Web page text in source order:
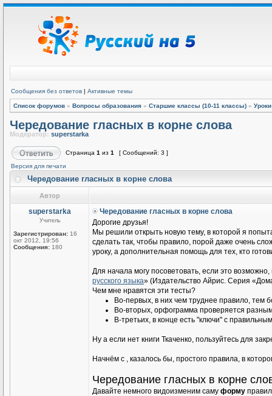
Сообщения без ответов | Активные темы
Список форумов » Вопросы образования » Старшие классы (10-11 классы) »
Чередование гласных в корне слова
Модератор: superstarka
Страница 1 из 1
[ Сообщений: 3 ]
Версия для печати
Чередование гласных в корне слова
Автор
superstarka
Учитель
Зарегистрирован: 16
окт 2012, 19:56
Сообщения: 180
Чередование гласных в корне слова
Дорогие друзья!
Мы решили открыть новую тему, в которой я
сделать так, чтобы правило, порой даже очень
уроку, а дополнительная помощь для тех, кто
Для начала могу посоветовать, если это
русского языка» (Издательство Айрис. Серия
Чем мне нравятся эти тесты?
Во-первых, в них чем труднее правило, тем
Во-вторых, орфограмма проверяется
В-третьих, в конце есть "ключи" с
Ну а если нет книги Ткаченко, пользуйтесь для
Начнём с , казалось бы, простого правила, в
Чередование гласных в корне
Давайте немного видоизменим саму форму